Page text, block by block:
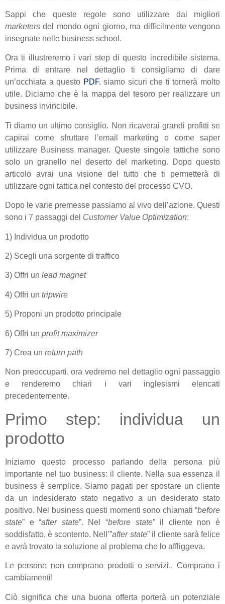
Sappi che queste regole sono utilizzare dai migliori
marketers del mondo ogni giorno, ma difficilmente vengono
insegnate nelle business school.
Ora ti illustreremo i vari step di questo incredibile sistema.
Prima di entrare nel dettaglio ti consigliamo di dare
un’occhiata a questo PDF, siamo sicuri che ti tornerà molto
utile. Diciamo che è la mappa del tesoro per realizzare un
business invincibile.
Ti diamo un ultimo consiglio. Non ricaverai grandi profitti se
capirai come sfruttare l’email marketing o come saper
utilizzare Business manager. Queste singole tattiche sono
solo un granello nel deserto del marketing. Dopo questo
articolo avrai una visione del tutto che ti permetterà di
utilizzare ogni tattica nel contesto del processo CVO.
Dopo le varie premesse passiamo al vivo dell’azione. Questi
sono i 7 passaggi del Customer Value Optimization:
1) Individua un prodotto
2) Scegli una sorgente di traffico
3) Offri un lead magnet
4) Offri un tripwire
5) Proponi un prodotto principale
6) Offri un profit maximizer
7) Crea un return path
Non preoccuparti, ora vedremo nel dettaglio ogni passaggio
e renderemo chiari i vari inglesismi elencati
precedentemente.
Primo step: individua un
prodotto
Iniziamo questo processo parlando della persona più
importante nel tuo business: il cliente. Nella sua essenza il
business è semplice. Siamo pagati per spostare un cliente
da un indesiderato stato negativo a un desiderato stato
positivo. Nel business questi momenti sono chiamati “before
state” e “after state”. Nel “before state” il cliente non è
soddisfatto, è scontento. Nell’”after state” il cliente sarà felice
e avrà trovato la soluzione al problema che lo affliggeva.
Le persone non comprano prodotti o servizi.. Comprano i
cambiamenti!
Ciò significa che una buona offerta porterà un potenziale